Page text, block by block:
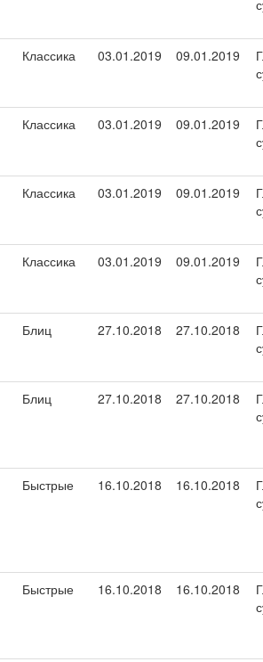
Классика 03.01.2019 09.01.2019
Классика 03.01.2019 09.01.2019
Классика 03.01.2019 09.01.2019
Классика 03.01.2019 09.01.2019
Блиц 27.10.2018 27.10.2018
Блиц 27.10.2018 27.10.2018
Быстрые 16.10.2018 16.10.2018
Быстрые 16.10.2018 16.10.2018